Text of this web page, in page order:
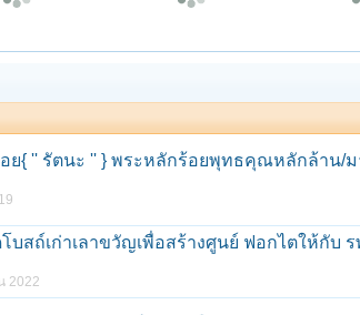
ย{ '' รัตนะ '' } พระหลักร้อยพุทธคุณหลักล้าน/
สถ์เก่าเลาขวัญเพื่อสร้างศูนย์ ฟอกไตให้กับ
2022